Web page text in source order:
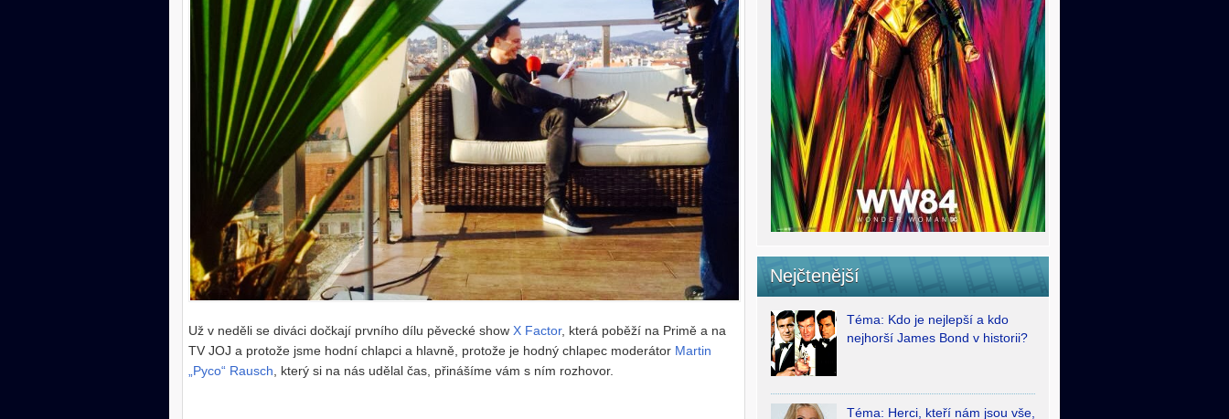
Už v neděli se diváci dočkají prvního dílu pěvecké show X Factor, která poběží na Primě a na
TV JOJ a protože jsme hodní chlapci a hlavně, protože je hodný chlapec moderátor Martin
„Pyco“ Rausch, který si na nás udělal čas, přinášíme vám s ním rozhovor.
Nejčtenější
Téma: Kdo je nejlepší a kdo
nejhorší James Bond v historii?
Téma: Herci, kteří nám jsou vše,